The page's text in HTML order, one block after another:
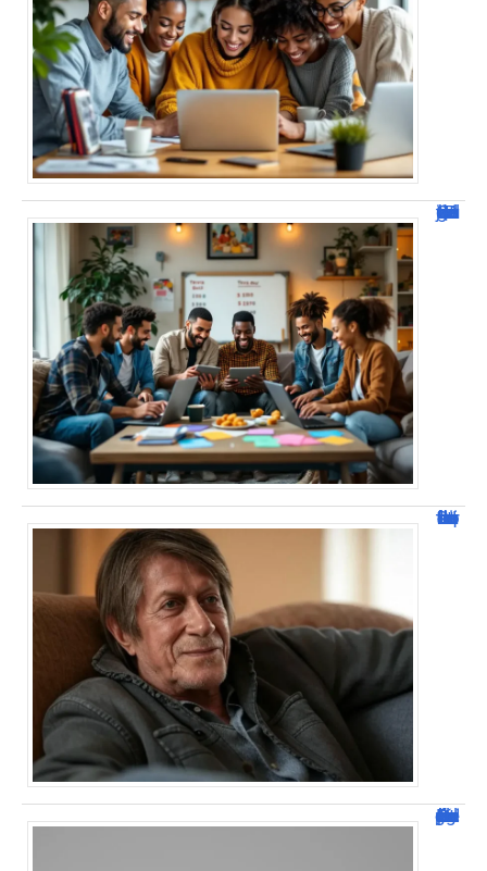
JetPunk : Quiz et jeux de culture générale
Jacques Dutronc fortune : estimation et sources de richesse !
Dafont Police : guide complet pour télécharger !